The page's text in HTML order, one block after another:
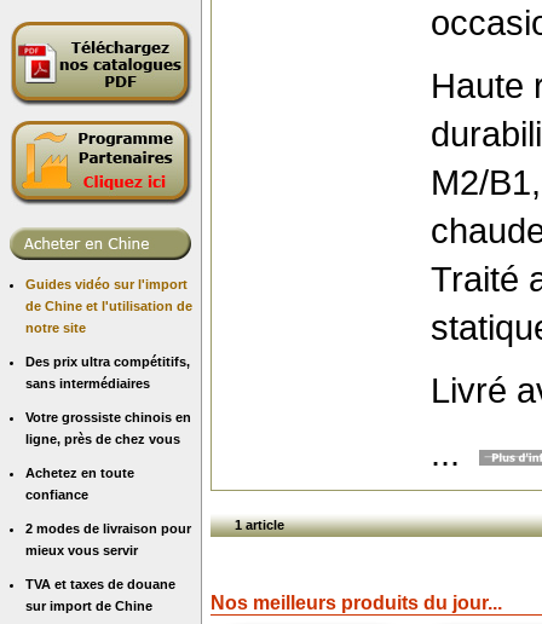
Guides vidéo sur l'import
de Chine et l'utilisation de
notre site
Des prix ultra compétitifs,
sans intermédiaires
Votre grossiste chinois en
ligne, près de chez vous
Achetez en toute
confiance
2 modes de livraison pour
mieux vous servir
TVA et taxes de douane
sur import de Chine
Haute
M2/
Traité
Livré
...
1 article
Nos meilleurs produits du jour...